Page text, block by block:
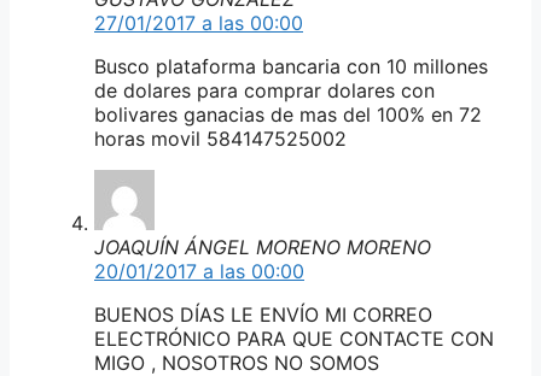
27/01/2017 a las 00:00
Busco plataforma bancaria con 10 millones
de dolares para comprar dolares con
bolivares ganacias de mas del 100% en 72
horas movil 584147525002
JOAQUÍN ÁNGEL MORENO MORENO
20/01/2017 a las 00:00
BUENOS DÍAS LE ENVÍO MI CORREO
ELECTRÓNICO PARA QUE CONTACTE CON
MIGO , NOSOTROS NO SOMOS